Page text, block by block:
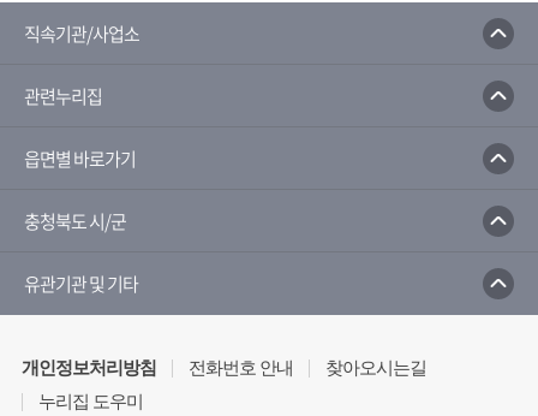
수질오염방제정보시스템
직속기관/사업소
관련누리집
읍면별 바로가기
충청북도 시/군
유관기관 및 기타
개인정보처리방침 전화번호 안내
찾아오시는길
누리집 도우미